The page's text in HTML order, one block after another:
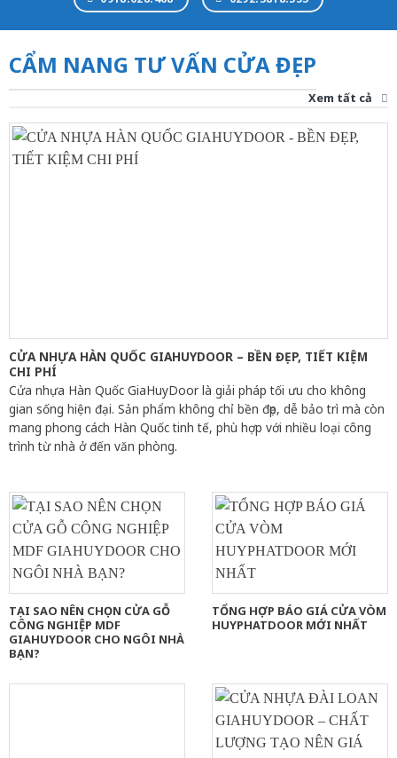
CẨM NANG TƯ VẤN CỬA ĐẸP
Xem tất cả
CỬA NHỰA HÀN QUỐC GIAHUYDOOR – BỀN ĐẸP, TIẾT KIỆM
CHI PHÍ
Cửa nhựa Hàn Quốc GiaHuyDoor là giải pháp tối ưu cho không
gian sống hiện đại. Sản phẩm không chỉ bền đẹp, dễ bảo trì mà còn
mang phong cách Hàn Quốc tinh tế, phù hợp với nhiều loại công
trình từ nhà ở đến văn phòng.
TẠI SAO NÊN CHỌN CỬA GỖ
CÔNG NGHIỆP MDF
GIAHUYDOOR CHO NGÔI NHÀ
BẠN?
TỔNG HỢP BÁO GIÁ CỬA VÒM
HUYPHATDOOR MỚI NHẤT